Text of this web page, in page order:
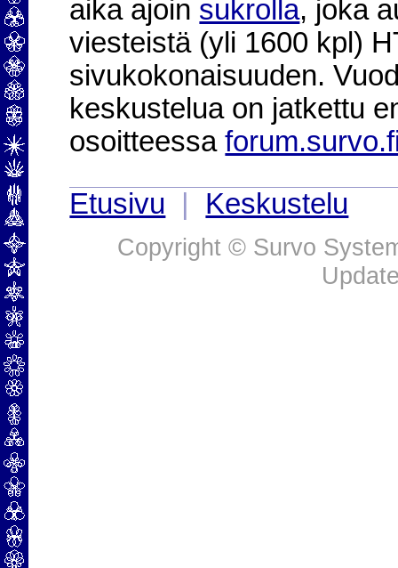
aika ajoin sukrolla, joka
viesteistä (yli 1600 kpl)
sivukokonaisuuden.
keskustelua on jatkettu
osoitteessa
Etusivu
Keskustelu
Copyright © Survo